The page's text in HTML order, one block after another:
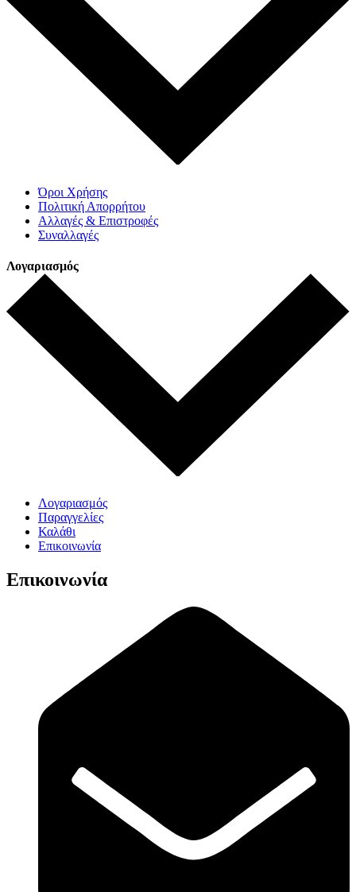
Όροι Χρήσης
Πολιτική Απορρήτου
Αλλαγές & Επιστροφές
Συναλλαγές
Λογαριασμός
Λογαριασμός
Παραγγελίες
Καλάθι
Επικοινωνία
Επικοινωνία